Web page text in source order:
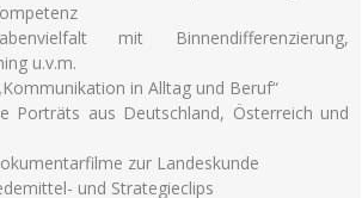
mit Binnendifferenzierung,
u.v.m.
in Alltag und Beruf“
Porträts aus Deutschland, Österreich und
zur Landeskunde
und Strategieclips